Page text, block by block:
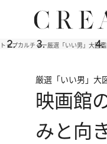
トップカルチャー厳選「いい男」大図鑑
厳選「いい男」大
映画館
みと向